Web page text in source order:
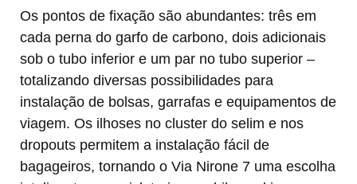
Os pontos de fixação são abundantes: três em
cada perna do garfo de carbono, dois adicionais
sob o tubo inferior e um par no tubo superior –
totalizando diversas possibilidades para
instalação de bolsas, garrafas e equipamentos de
viagem. Os ilhoses no cluster do selim e nos
dropouts permitem a instalação fácil de
bagageiros, tornando o Via Nirone 7 uma escolha